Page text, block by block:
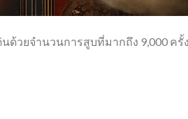
วยจำนวนการสูบที่มากถึง 9,000 ครั้